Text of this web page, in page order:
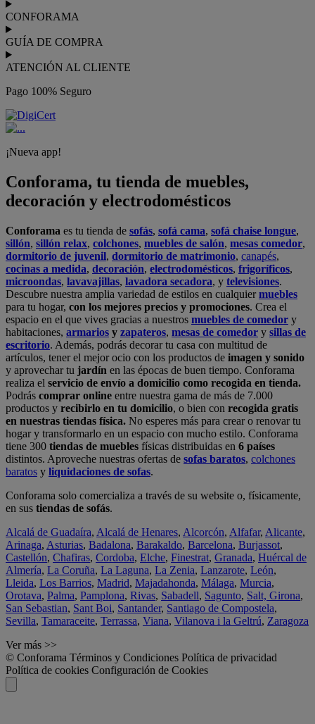
CONFORAMA
GUÍA DE COMPRA
ATENCIÓN AL CLIENTE
Pago 100% Seguro
¡Nueva app!
Conforama, tu tienda de muebles,
decoración y electrodomésticos
Conforama es tu tienda de sofás, sofá cama, sofá chaise longue,
sillón, sillón relax, colchones, muebles de salón, mesas comedor,
dormitorio de juvenil, dormitorio de matrimonio, canapés,
cocinas a medida, decoración, electrodomésticos, frigoríficos,
microondas, lavavajillas, lavadora secadora, y televisiones.
Descubre nuestra amplia variedad de estilos en cualquiermuebles
para tu hogar, con los mejores precios y promociones. Crea el
espacio en el que vives gracias a nuestros muebles de comedor y
habitaciones, armarios y zapateros, mesas de comedor y sillas de
escritorio. Además, podrás decorar tu casa con multitud de
artículos, tener el mejor ocio con los productos de imagen y sonido
y aprovechar tu jardín en las épocas de buen tiempo. Conforama
realiza el servicio de envío a domicilio como recogida en tienda.
Podrás comprar online entre nuestra gama de más de 7.000
productos y recibirlo en tu domicilio, o bien con recogida gratis
en nuestras tiendas física. No esperes más para crear o renovar tu
hogar y transformarlo en un espacio con mucho estilo. Conforama
tiene 300 tiendas de muebles físicas distribuidas en 6 países
distintos. Aproveche nuestras ofertas de sofas baratos, colchones
baratos y liquidaciones de sofas.
Conforama solo comercializa a través de su website o, físicamente,
en sus tiendas de sofás.
Alcalá de Guadaíra, Alcalá de Henares, Alcorcón, Alfafar, Alicante,
Arinaga, Asturias, Badalona, Barakaldo, Barcelona, Burjassot,
Castellón, Chafiras, Cordoba, Elche, Finestrat, Granada, Huércal de
Almería, La Coruña, La Laguna, La Zenia, Lanzarote, León,
Lleida, Los Barrios, Madrid, Majadahonda, Málaga, Murcia,
Orotava, Palma, Pamplona, Rivas, Sabadell, Sagunto, Salt, Girona,
San Sebastian, Sant Boi, Santander, Santiago de Compostela,
Sevilla, Tamaraceite, Terrassa, Viana, Vilanova i la Geltrú, Zaragoza
Ver más >>
© Conforama Términos y Condiciones Política de privacidad
Política de cookies Configuración de Cookies